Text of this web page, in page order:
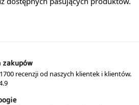
zakupów
recenzji od naszych klientek i klientów.